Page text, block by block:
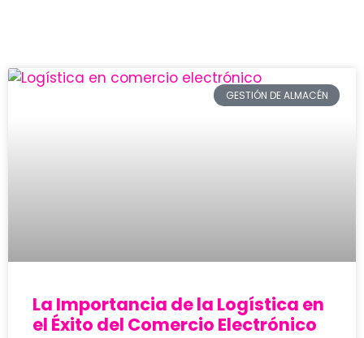
GESTIÓN DE ALMACÉN
La Importancia de la Logística en
el Éxito del Comercio Electrónico